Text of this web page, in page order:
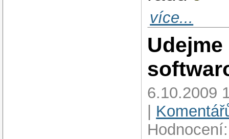
více...
6.10.2009